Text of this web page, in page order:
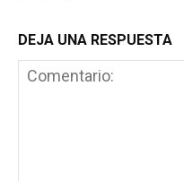
DEJA UNA RESPUESTA